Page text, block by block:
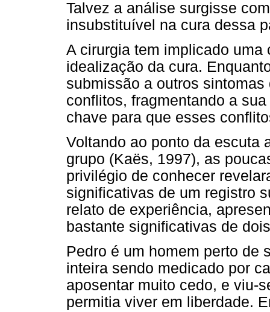
Talvez a análise surgisse
insubstituível na cura dessa
A cirurgia tem implicado
idealização da cura.
submissão a outros
conflitos, fragmentando a
chave para que esses
Voltando ao ponto da escuta
grupo (Kaës, 1997), as
privilégio de conhecer
significativas de um registro
relato de experiência,
bastante significativas de
Pedro é um homem perto de
inteira sendo medicado por
aposentar muito cedo, e viu-
permitia viver em liberdade.